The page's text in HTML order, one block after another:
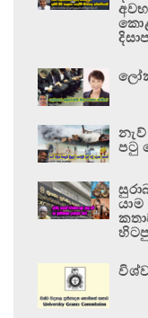
පටු
හිටපු